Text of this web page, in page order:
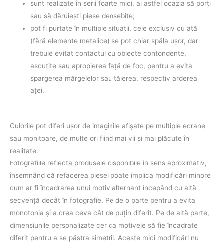
sunt realizate în serii foarte mici, ai astfel ocazia să porţi
sau să dăruieşti piese deosebite;
pot fi purtate în multiple situaţii, cele exclusiv cu aţă
(fără elemente metalice) se pot chiar spăla uşor, dar
trebuie evitat contactul cu obiecte contondente,
ascuţite sau apropierea faţă de foc, pentru a evita
spargerea mărgelelor sau tăierea, respectiv arderea
aţei.
Culorile pot diferi uşor de imaginile afişate pe multiple ecrane
sau monitoare, de multe ori fiind mai vii şi mai plăcute în
realitate.
Fotografiile reflectă produsele disponibile în sens aproximativ,
însemnând că refacerea piesei poate implica modificări minore
cum ar fi încadrarea unui motiv alternant începând cu altă
secvenţă decât în fotografie. Pe de o parte pentru a evita
monotonia şi a crea ceva cât de puţin diferit. Pe de altă parte,
dimensiunile personalizate cer ca motivele să fie încadrate
diferit pentru a se păstra simetrii. Aceste mici modificări nu